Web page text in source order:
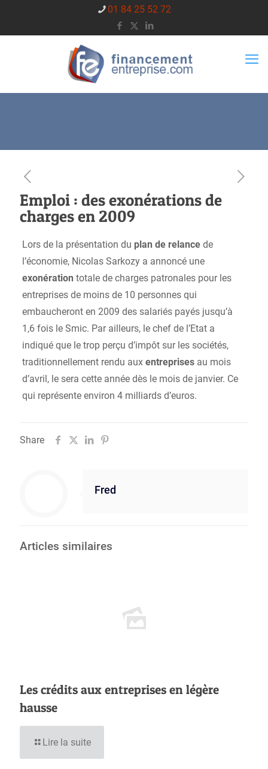
01 84 25 52 72
Emploi : des exonérations de
charges en 2009
Lors de la présentation du plan de relancede
l’économie, Nicolas Sarkozy a annoncé une
exonération totale de charges patronales pour les
entreprises de moins de 10 personnes qui
embaucheront en 2009 des salariés payés jusqu’à
1,6 fois le Smic. Par ailleurs, le chef de l’Etat a
indiqué que le trop perçu d’impôt sur les sociétés,
traditionnellement rendu aux entreprisesau mois
d’avril, le sera cette année dès le mois de janvier. Ce
qui représente environ 4 milliards d’euros.
Share
Fred
Articles similaires
Les crédits aux entreprises en légère
hausse
Lire la suite